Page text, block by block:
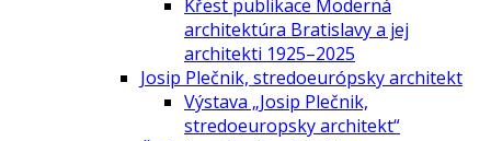
Křest publikace Moderná
architektúra Bratislavy a jej
architekti 1925–2025
Josip Plečnik, stredoeurópsky architekt
Výstava „Josip Plečnik,
stredoeuropsky architekt“